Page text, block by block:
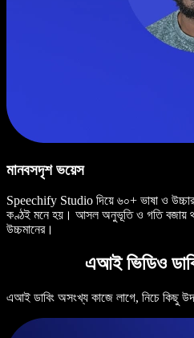
মানবসদৃশ ভয়েস
Speechify Studio দিয়ে ৬০+ ভাষা ও
কণ্ঠই মনে হয়। আসল অনুভূতি ও গতি বজায়
উচ্চমানের।
এআই ভিডিও
এআই ডাবিং অসংখ্য কাজে লাগে, নিচে কিছু